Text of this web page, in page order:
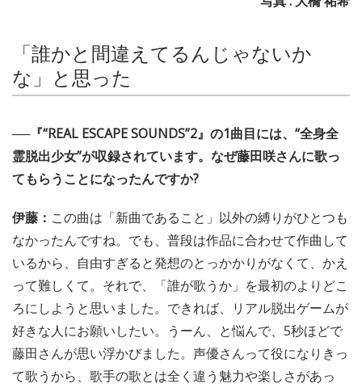
「誰かと間違えてるんじゃないか
な」と思った
──『“REAL ESCAPE SOUNDS”2』の1曲目には、“全身全
霊脱出少女”が収録されています。なぜ藤田咲さんに歌っ
てもらうことになったんですか?
伊藤： この曲は「新曲であること」以外の縛りがひとつも
なかったんですね。でも、普段は作品に合わせて作曲して
いるから、自由すぎると発想のとっかかりがなくて、かえ
って難しくて。それで、「誰が歌うか」を最初のよりどこ
ろにしようと思いました。できれば、リアル脱出ゲームが
好きな人にお願いしたい。うーん、と悩んで、5秒ほどで
藤田さんが思い浮かびました。声優さんって役になりきっ
て歌うから、歌手の歌とは全く違う魅力や楽しさがあっ